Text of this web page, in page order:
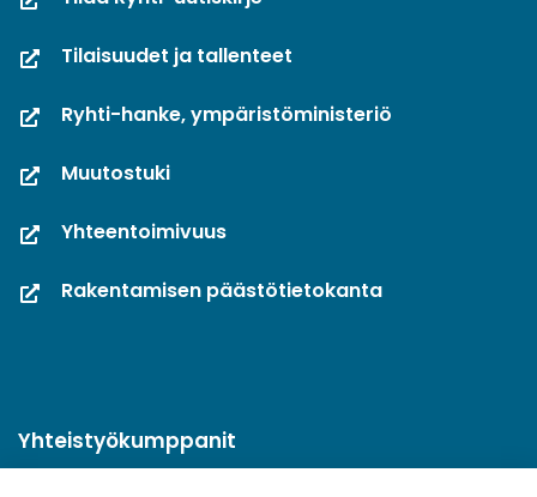
Tilaisuudet ja tallenteet
Ryhti-hanke, ympäristöministeriö
Muutostuki
Yhteentoimivuus
Rakentamisen päästötietokanta
Yhteistyökumppanit